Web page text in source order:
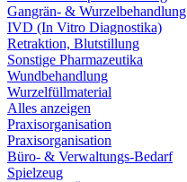
Gangrän- & Wurzelbehandlung
IVD (In Vitro Diagnostika)
Retraktion, Blutstillung
Sonstige Pharmazeutika
Wundbehandlung
Wurzelfüllmaterial
Alles anzeigen
Praxisorganisation
Praxisorganisation
Büro- & Verwaltungs-Bedarf
Spielzeug